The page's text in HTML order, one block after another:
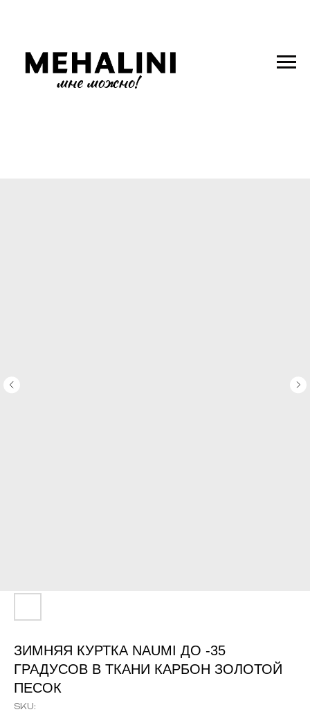
ЗИМНЯЯ КУРТКА NAUMI ДО -35
ГРАДУСОВ В ТКАНИ КАРБОН ЗОЛОТОЙ
ПЕСОК
SKU: